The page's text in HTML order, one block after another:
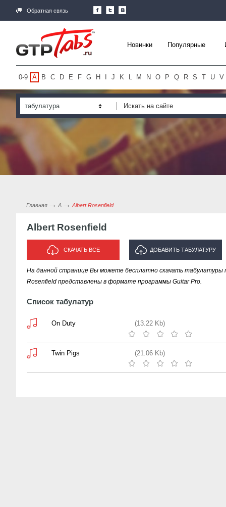
Обратная связь
Новинки Популярные
0-9 A B C D E F G H J K L M N O P Q R S T U V
табулатура
Главная A Albert Rosenfield
Albert Rosenfield
СКАЧАТЬ ВСЕ ДОБАВИТЬ ТАБУЛАТУРУ
ИСПОЛНИТЕЛЯ "ALBERT
На данной странице Вы можете бесплатно скачать табулатуры
Rosenfield представлены в формате программы Guitar Pro.
Список табулатур
On Duty (13.22 Kb)
Twin Pigs (21.06 Kb)